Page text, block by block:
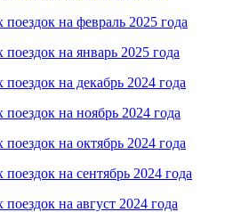
на февраль 2025 года
на январь 2025 года
на декабрь 2024 года
на ноябрь 2024 года
на октябрь 2024 года
на сентябрь 2024 года
на август 2024 года